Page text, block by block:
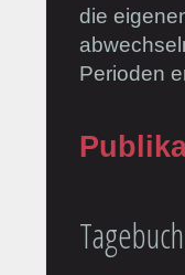
die
Perioden